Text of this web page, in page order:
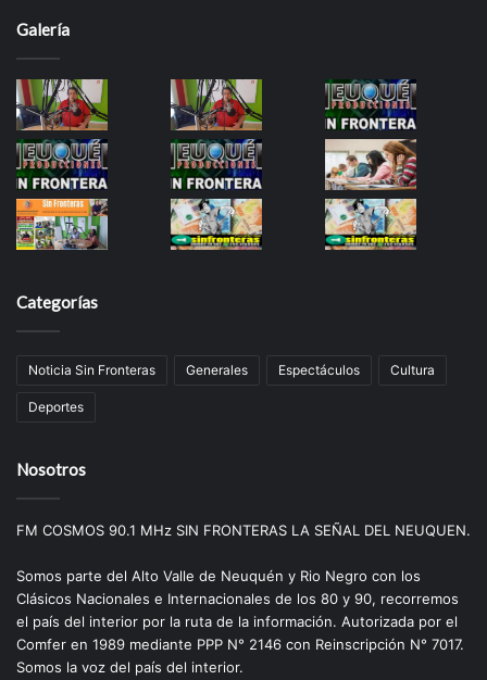
Galería
Categorías
Noticia Sin Fronteras Generales Espectáculos Cultura
Deportes
Nosotros
FM COSMOS 90.1 MHz SIN FRONTERAS LA SEÑAL DEL NEUQUEN.
Somos parte del Alto Valle de Neuquén y Rio Negro con los
Clásicos Nacionales e Internacionales de los 80 y 90, recorremos
el país del interior por la ruta de la información. Autorizada por el
Comfer en 1989 mediante PPP N° 2146 con Reinscripción N° 7017.
Somos la voz del país del interior.